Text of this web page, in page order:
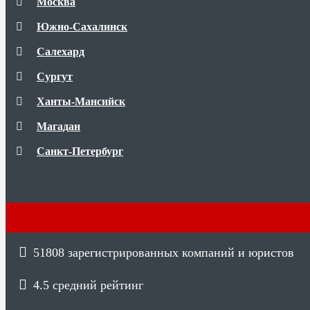
Южно-Сахалинск
Салехард
Сургут
Ханты-Мансийск
Магадан
Санкт-Петербург
51808 зарегистрированных компаний и юристов
4.5 средний рейтинг